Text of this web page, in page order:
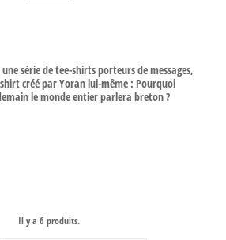
série de tee-shirts porteurs de messages,
créé par Yoran lui-même : Pourquoi
le monde entier parlera breton ?
Il y a 6 produits.